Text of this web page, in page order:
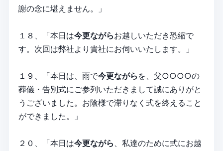
謝の念に堪えません。」
１８、「本日は今更ながらお越しいただき恐縮で
す。次回は弊社より貴社にお伺いいたします。」
１９、「本日は、雨で今更ながら を、父○○○○の
葬儀・告別式にご参列いただきまして誠にありがと
うございました。お陰様で滞りなく式を終えること
ができました。」
２０、「本日は今更ながら 、私達のために式にお越